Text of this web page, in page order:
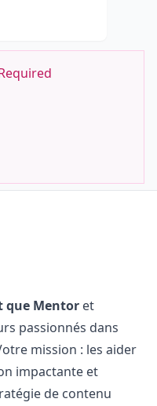
que Mentor et
passionnés dans
mission : les aider
impactante et
de contenu